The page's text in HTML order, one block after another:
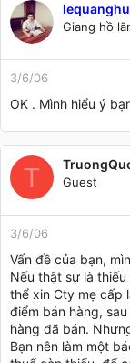
Giang hồ
3/6/06
OK . Mình hiểu ý
T Guest
3/6/06
Vấn đề của bạn,
Nếu thật sự là
thể xin Cty mẹ cấp
điểm bán hàng,
hàng đã bán.
Bạn nên làm một